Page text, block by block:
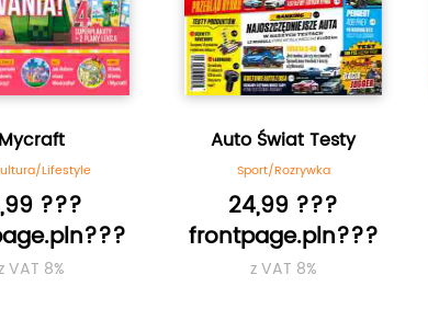
Mycraft
Lifestyle
???
VAT 8%
Auto Świat Testy
Sport/Rozrywka
24,99 ???
frontpage.pln???
z VAT 8%